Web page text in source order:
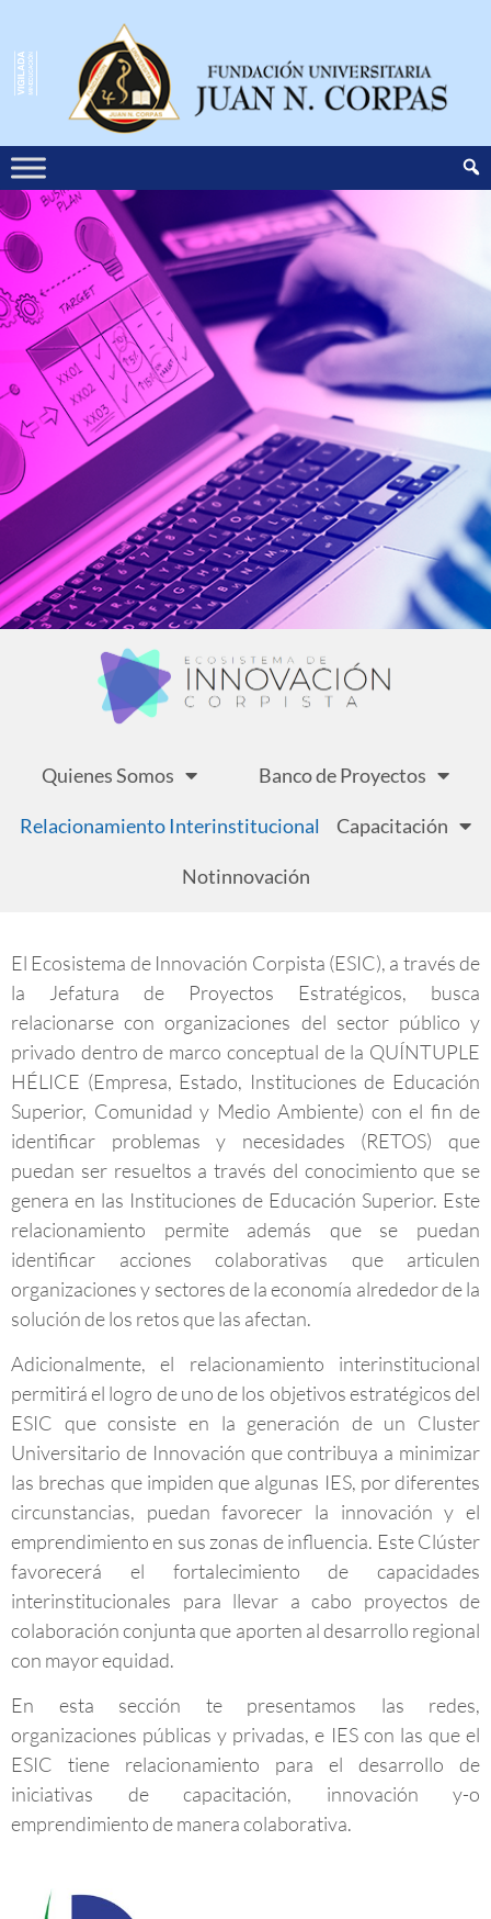
Quienes Somos Banco de Proyectos
Relacionamiento Interinstitucional Capacitación
Notinnovación
El Ecosistema de Innovación Corpista (ESIC), a través de
la Jefatura de Proyectos Estratégicos, busca
relacionarse con organizaciones del sector público y
privado dentro de marco conceptual de la QUÍNTUPLE
HÉLICE (Empresa, Estado, Instituciones de Educación
Superior, Comunidad y Medio Ambiente) con el fin de
identificar problemas y necesidades (RETOS) que
puedan ser resueltos a través del conocimiento que se
genera en las Instituciones de Educación Superior. Este
relacionamiento permite además que se puedan
identificar acciones colaborativas que articulen
organizaciones y sectores de la economía alrededor de la
solución de los retos que las afectan.
Adicionalmente, el relacionamiento interinstitucional
permitirá el logro de uno de los objetivos estratégicos del
ESIC que consiste en la generación de un Cluster
Universitario de Innovación que contribuya a minimizar
las brechas que impiden que algunas IES, por diferentes
circunstancias, puedan favorecer la innovación y el
emprendimiento en sus zonas de influencia. Este Clúster
favorecerá el fortalecimiento de capacidades
interinstitucionales para llevar a cabo proyectos de
colaboración conjunta que aporten al desarrollo regional
con mayor equidad.
En esta sección te presentamos las redes,
organizaciones públicas y privadas, e IES con las que el
ESIC tiene relacionamiento para el desarrollo de
iniciativas de capacitación, innovación y-o
emprendimiento de manera colaborativa.